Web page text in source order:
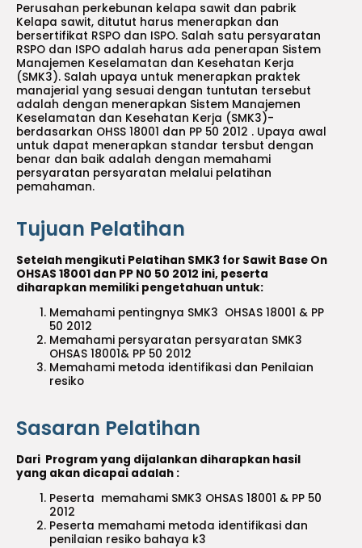
Perusahan perkebunan kelapa sawit dan pabrik
Kelapa sawit, ditutut harus menerapkan dan
bersertifikat RSPO dan ISPO. Salah satu persyaratan
RSPO dan ISPO adalah harus ada penerapan Sistem
Manajemen Keselamatan dan Kesehatan Kerja
(SMK3). Salah upaya untuk menerapkan praktek
manajerial yang sesuai dengan tuntutan tersebut
adalah dengan menerapkan Sistem Manajemen
Keselamatan dan Kesehatan Kerja (SMK3)-
berdasarkan OHSS 18001 dan PP 50 2012 . Upaya awal
untuk dapat menerapkan standar tersbut dengan
benar dan baik adalah dengan memahami
persyaratan persyaratan melalui pelatihan
pemahaman.
Tujuan Pelatihan
Setelah mengikuti Pelatihan SMK3 for Sawit Base On
OHSAS 18001 dan PP N0 50 2012 ini, peserta
diharapkan memiliki pengetahuan untuk:
Memahami pentingnya SMK3 OHSAS 18001 & PP
50 2012
Memahami persyaratan persyaratan SMK3
OHSAS 18001& PP 50 2012
Memahami metoda identifikasi dan Penilaian
resiko
Sasaran Pelatihan
Dari Program yang dijalankan diharapkan hasil
yang akan dicapai adalah :
Peserta memahami SMK3 OHSAS 18001 & PP 50
2012
Peserta memahami metoda identifikasi dan
penilaian resiko bahaya k3